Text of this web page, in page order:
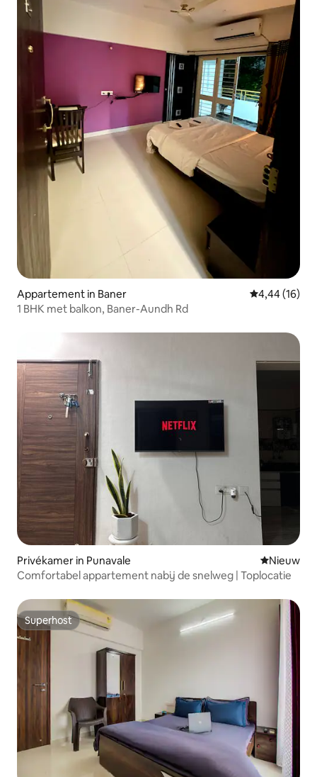
Appartement in Baner Gemiddelde
4,44 (16)
1 BHK met balkon, Baner-Aundh Rd
Privékamer in Punavale Nieuwe
Nieuw
Comfortabel appartement nabij de snelweg | Toplocatie
Superhost
Superhost